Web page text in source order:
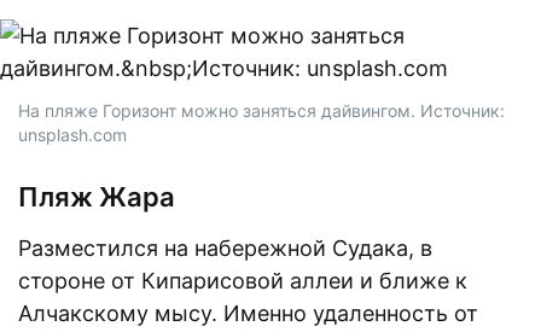
На пляже Горизонт можно заняться дайвингом. Источник:
unsplash.com
Пляж Жара
Разместился на набережной Судака, в
стороне от Кипарисовой аллеи и ближе к
Алчакскому мысу. Именно удаленность от